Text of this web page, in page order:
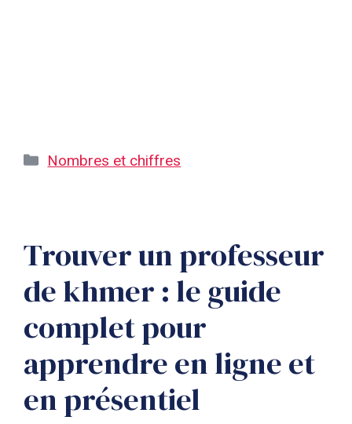
Catégories
Nombres et chiffres
Trouver un professeur
de khmer : le guide
complet pour
apprendre en ligne et
en présentiel